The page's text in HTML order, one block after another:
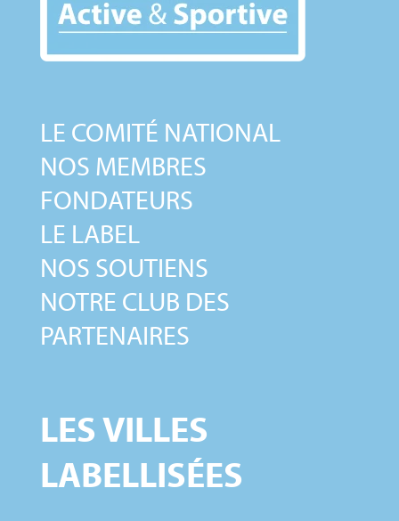
LE COMITÉ NATIONAL
NOS MEMBRES
FONDATEURS
LE LABEL
NOS SOUTIENS
NOTRE CLUB DES
PARTENAIRES
LES VILLES
LABELLISÉES